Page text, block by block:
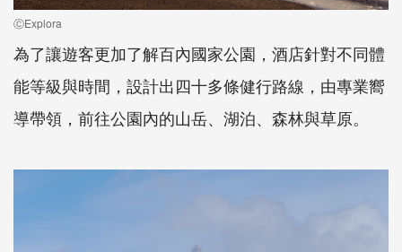
ⒸExplora
為了讓遊客更加了解百內國家公園，酒店針對不同體
能等級與時間，設計出四十多條健行路線，由專業嚮
導帶領，前往公園內的山岳、湖泊、森林與草原。